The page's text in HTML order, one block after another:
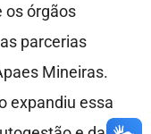
os órgãos
parcerias
Mineiras.
expandiu essa